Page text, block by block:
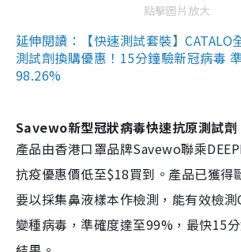
點擊圖片放大
延伸閱讀：【快速測試套裝】CATALO
測試劑換購優惠！15分鐘驗新冠病毒
98.26%
Savewo新型冠狀病毒快速抗原測試劑
產品由香港口罩品牌Savewo聯乘
抗疫優惠價低至$18買到。產品已獲得
要以採集鼻液樣本作檢測，能有效檢
變種病毒，準確度達至99%，最快15